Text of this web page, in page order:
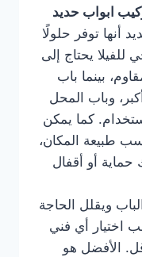
ابواب حديد
أنها توفر حلولًا
للفيلا يحتاج إلى
بينما باب
وباب المحل
كما يمكن
طبيعة المكان،
أو أقفال
ويقلل الحاجة
اختيار أي فني
الأفضل هو